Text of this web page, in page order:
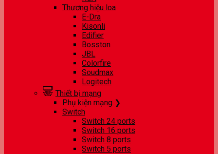
Thương hiệu loa
E-Dra
Kisonli
Edifier
Bosston
JBL
Colorfire
Soudmax
Logitech
Thiết bị mạng
Phụ kiện mạng ❯
Switch
Switch 24 ports
Switch 16 ports
Switch 8 ports
Switch 5 ports